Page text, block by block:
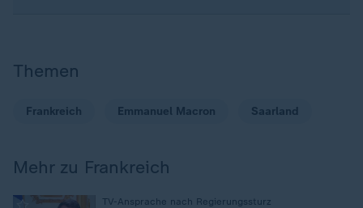
Themen
Frankreich Emmanuel Macron Saarland
Mehr zu Frankreich
TV-Ansprache nach Regierungssturz